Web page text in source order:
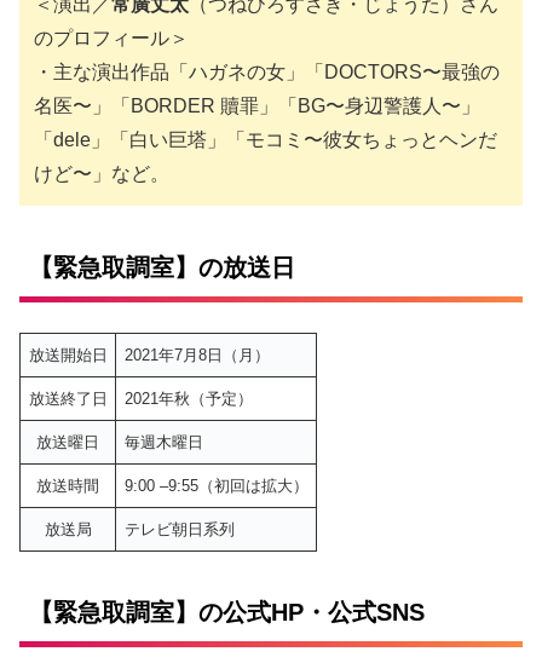
＜演出／常廣丈太 （つねひろすざき・じょうた）さん
のプロフィール＞
・主な演出作品「ハガネの女」「DOCTORS〜最強の
名医〜」「BORDER 贖罪」「BG〜身辺警護人〜」
「dele」「白い巨塔」「モコミ〜彼女ちょっとヘンだ
けど〜」など。
【緊急取調室】の放送日
放送開始日 2021年7月8日（月）
放送終了日 2021年秋（予定）
放送曜日 毎週木曜日
放送時間 9:00 –9:55（初回は拡大）
放送局 テレビ朝日系列
【緊急取調室】の公式HP・公式SNS